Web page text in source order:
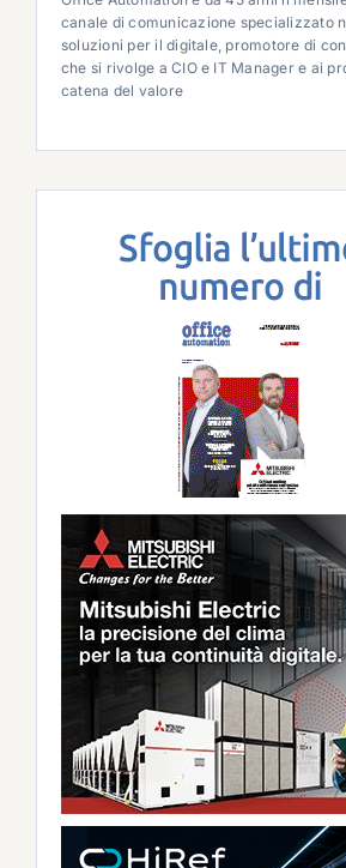
canale di comunicazione specializzato
soluzioni per il digitale, promotore di
che si rivolge a CIO e IT Manager e ai
catena del valore